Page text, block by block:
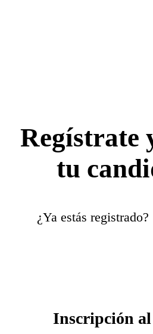
Regístrate
tu
¿Ya estás registrado?
Inscripción al